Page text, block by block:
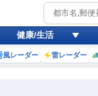
健康/生活
風レーダー 雷レーダー